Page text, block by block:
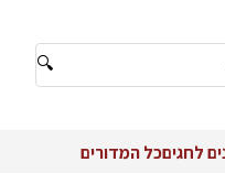
🔍
לחגיםכל המדורים